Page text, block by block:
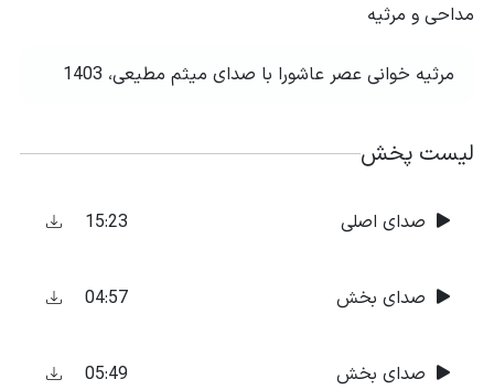
مداحی و مرثیه
مرثیه خوانی عصر عاشورا با صدای میثم مطیعی، 1403
لیست پخش
صدای اصلی 15:23
صدای بخش 04:57
صدای بخش 05:49